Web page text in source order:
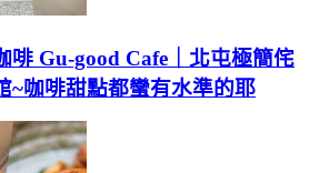
啡 Gu-good Cafe｜北屯極簡侘
~咖啡甜點都蠻有水準的耶